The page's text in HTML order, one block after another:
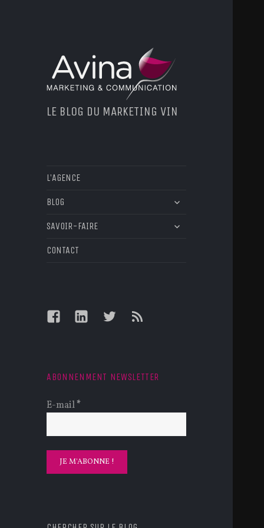
LE BLOG DU MARKETING VIN
L’AGENCE
BLOG
ouvrir
sous-
SAVOIR-FAIRE
ouvrir
CONTACT
FacebookLinkedInTwitterFeed
ABONNENMENT NEWSLETTER
E-mail*